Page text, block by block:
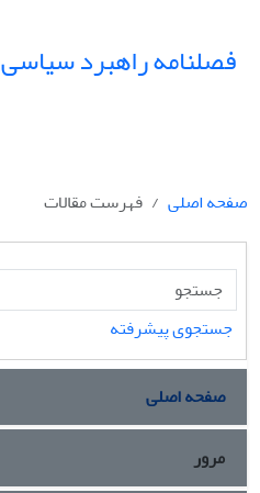
فصلنامه راهبرد سیاسی
صفحه اصلی
فهرست مقالات
جستجوی پیشرفته
صفحه اصلی
مرور